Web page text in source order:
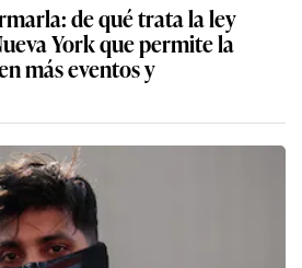
de qué trata la ley
York que permite la
más eventos y